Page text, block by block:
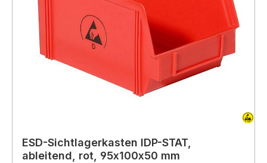
ESD-Sichtlagerkasten IDP-STAT,
ableitend, rot, 95x100x50 mm